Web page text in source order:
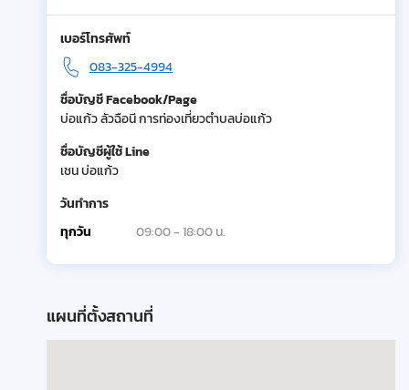
เบอร์โทรศัพท์
083-325-4994
ชื่อบัญชี Facebook/Page
บ่อแก้ว ลัวฉือนี การท่องเที่ยวตำบลบ่อแก้ว
ชื่อบัญชีผู้ใช้ Line
เชน บ่อแก้ว
วันทำการ
ทุกวัน
09:00 - 18:00 น.
แผนที่ตั้งสถานที่